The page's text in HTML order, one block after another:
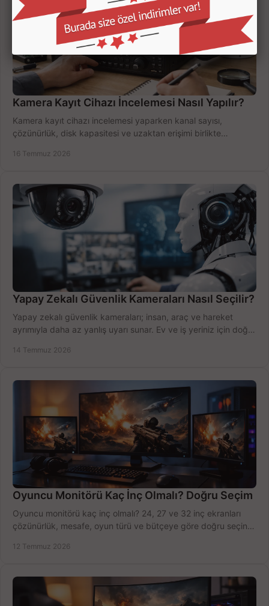
Kamera Kayıt Cihazı İncelemesi Nasıl Yapılır?
Kamera kayıt cihazı incelemesi yaparken kanal sayısı,
çözünürlük, disk kapasitesi ve uzaktan erişimi birlikte
16 Temmuz 2026
Yapay Zekalı Güvenlik Kameraları Nasıl Seçilir?
Yapay zekalı güvenlik kameraları; insan, araç ve hareket
ayrımıyla daha az yanlış uyarı sunar. Ev ve iş yeriniz için doğru
14 Temmuz 2026
Oyuncu Monitörü Kaç İnç Olmalı? Doğru Seçim
Oyuncu monitörü kaç inç olmalı? 24, 27 ve 32 inç ekranları
çözünürlük, mesafe, oyun türü ve bütçeye göre doğru seçin,
12 Temmuz 2026